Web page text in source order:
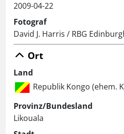
2009-04-22
Fotograf
David J. Harris / RBG
Ort
Land
Republik Kongo (ehem.
Provinz/Bundesland
Likouala